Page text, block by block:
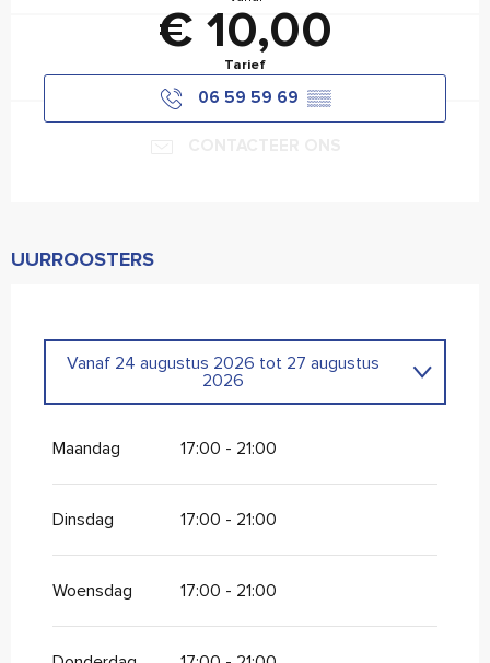
€ 10,00
Tarief
06 59 59 69 ▒▒
UURROOSTERS
Vanaf 24 augustus 2026 tot 27 augustus
2026
Maandag 17:00 - 21:00
Dinsdag 17:00 - 21:00
Woensdag 17:00 - 21:00